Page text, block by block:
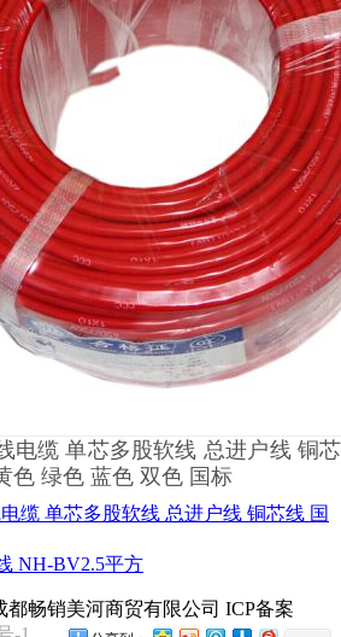
电缆 单芯多股软线 总进户线 铜
色 绿色 蓝色 双色 国标
缆 单芯多股软线 总进户线 铜芯线 国
NH-BV2.5平方
都畅销美河商贸有限公司 ICP备案